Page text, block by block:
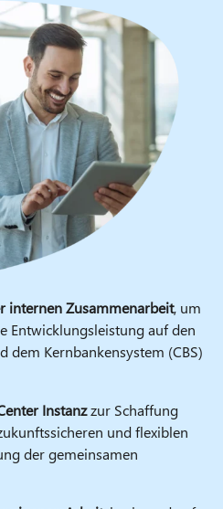
internen Zusammenarbeit, um
Entwicklungsleistung auf den
dem Kernbankensystem (CBS)
Instanzzur Schaffung
und flexiblen
der gemeinsamen